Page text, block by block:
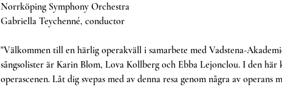
Norrköping Symphony Orchestra
Gabriella Teychenné, conductor
"Välkommen till en härlig operakväll i samarbete med Vadstena-
sångsolister är Karin Blom, Lova Kollberg och Ebba Lejonclou. I den
operascenen. Låt dig svepas med av denna resa genom några av